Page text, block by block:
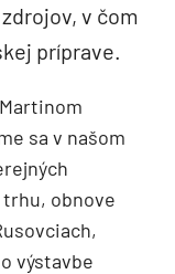
v čom
príprave.
sa v našom
obnove
výstavbe